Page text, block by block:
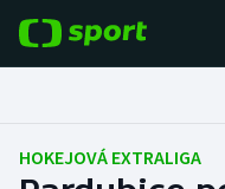
Fotbal
HOKEJOVÁ EXTRALIGA